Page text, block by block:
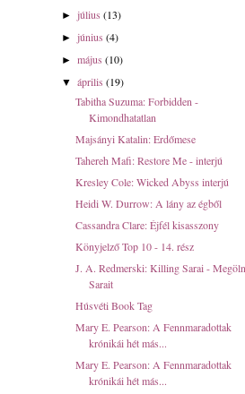
►július (13)
►június (4)
►május (10)
▼ április (19)
Tabitha Suzuma: Forbidden -
Kimondhatatlan
Majsányi Katalin: Erdőmese
Tahereh Mafi: Restore Me - interjú
Kresley Cole: Wicked Abyss interjú
Heidi W. Durrow: A lány az égből
Cassandra Clare: Éjfél kisasszony
Könyjelző Top 10 - 14. rész
J. A. Redmerski: Killing Sarai -
Sarait
Húsvéti Book Tag
Mary E. Pearson: A Fennmaradottak
krónikái hét más...
Mary E. Pearson: A Fennmaradottak
krónikái hét más...